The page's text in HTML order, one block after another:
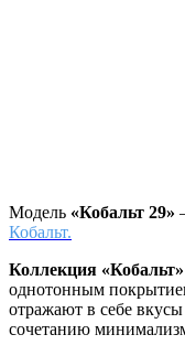
Модель «Кобальт 29»
Кобальт.
Коллекция «Кобальт»
однотонным
отражают в себе
сочетанию